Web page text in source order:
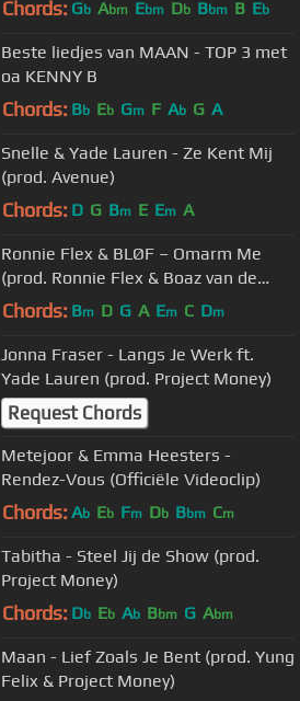
Chords: Gb Abm Ebm Db Bbm B Eb
Beste liedjes van MAAN - TOP 3 met
oa KENNY B
Chords: Bb Eb Gm F Ab G A
Snelle & Yade Lauren - Ze Kent Mij
(prod. Avenue)
Chords: D G Bm E Em A
Ronnie Flex & BLØF – Omarm Me
(prod. Ronnie Flex & Boaz van de
Beatz)
Chords: Bm D G A Em C Dm
Jonna Fraser - Langs Je Werk ft.
Yade Lauren (prod. Project Money)
Request Chords
Metejoor & Emma Heesters -
Rendez-Vous (Officiële Videoclip)
Chords: Ab Eb Fm Db Bbm Cm
Tabitha - Steel Jij de Show (prod.
Project Money)
Chords: Db Eb Ab Bbm G Abm
Maan - Lief Zoals Je Bent (prod. Yung
Felix & Project Money)